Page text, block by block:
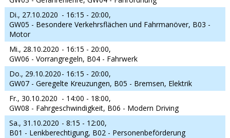
Di., 27.10.2020 - 16:15 - 20:00,
GW05 - Besondere Verkehrsflächen und Fahrmanöver, B03 -
Motor
Mi., 28.10.2020 - 16:15 - 20:00,
GW06 - Vorrangregeln, B04 - Fahrwerk
Do., 29.10.2020- 16:15 - 20:00,
GW07 - Geregelte Kreuzungen, B05 - Bremsen, Elektrik
Fr., 30.10.2020 - 14:00 - 18:00,
GW08 - Fahrgeschwindigkeit, B06 - Modern Driving
Sa., 31.10.2020 - 8:15 - 12:00,
B01 - Lenkberechtigung, B02 - Personenbeförderung